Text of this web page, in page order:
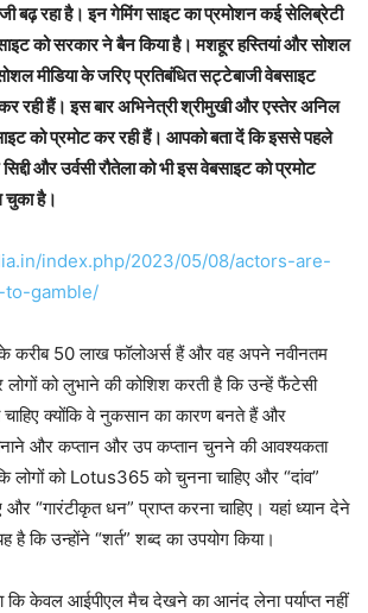
बढ़ रहा है। इन गेमिंग साइट का प्रमोशन कई सेलिब्रेटी
को सरकार ने बैन किया है। मशहूर हस्तियां और सोशल
मीडिया के जरिए प्रतिबंधित सट्टेबाजी वेबसाइट
रही हैं। इस बार अभिनेत्री श्रीमुखी और एस्तेर अनिल
को प्रमोट कर रही हैं। आपको बता दें कि इससे पहले
और उर्वसी रौतेला को भी इस वेबसाइट को प्रमोट
चुका है।
index.php/2023/05/08/actors-are-
to-gamble/
के करीब 50 लाख फॉलोअर्स हैं और वह अपने नवीनतम
लोगों को लुभाने की कोशिश करती है कि उन्हें फैंटेसी
क्योंकि वे नुकसान का कारण बनते हैं और
और कप्तान और उप कप्तान चुनने की आवश्यकता
लोगों को Lotus365 को चुनना चाहिए और “दांव”
“गारंटीकृत धन” प्राप्त करना चाहिए। यहां ध्यान देने
है कि उन्होंने “शर्त” शब्द का उपयोग किया।
कि केवल आईपीएल मैच देखने का आनंद लेना पर्याप्त नहीं